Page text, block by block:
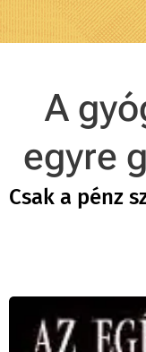
A
egyre
Csak a pénz